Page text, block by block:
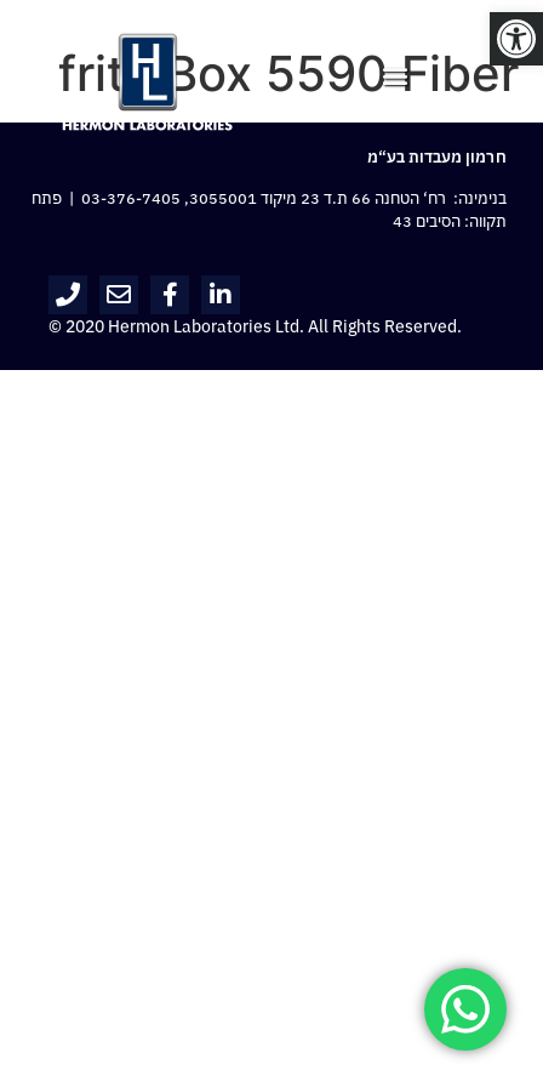
פתח סרגל נגישות
fritz!Box 5590 Fiber
חרמון מעבדות בע“מ
בנימינה: רח‘ הטחנה 66 ת.ד 23 מיקוד 3055001,
03-376-7405 | פתח
תקווה: הסיבים 43
© 2020 Hermon Laboratories Ltd. All Rights Reserved.